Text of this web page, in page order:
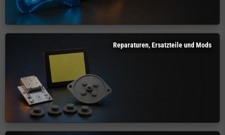
Reparaturen, Ersatzteile und Mods